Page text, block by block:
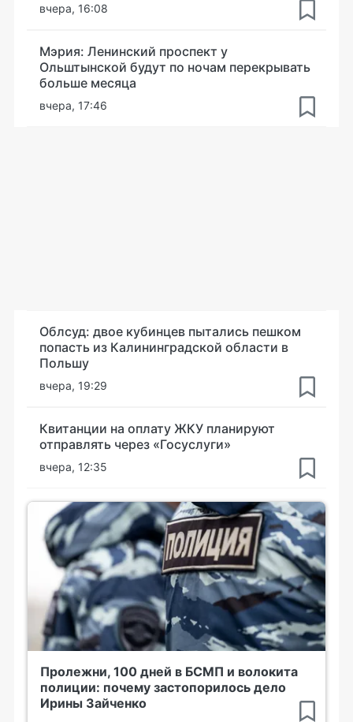
вчера, 16:08
Мэрия: Ленинский проспект у
Ольштынской будут по ночам перекрывать
больше месяца
вчера, 17:46
Облсуд: двое кубинцев пытались пешком
попасть из Калининградской области в
Польшу
вчера, 19:29
Квитанции на оплату ЖКУ планируют
отправлять через «Госуслуги»
вчера, 12:35
Пролежни, 100 дней в БСМП и волокита
полиции: почему застопорилось дело
Ирины Зайченко